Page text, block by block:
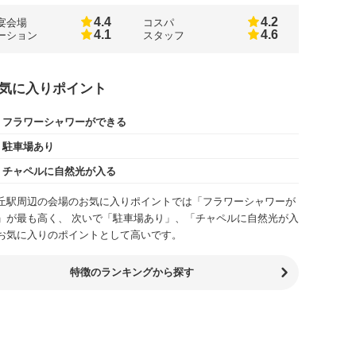
会場 4.4 コスパ 4.2
ション 4.1 スタッフ 4.6
に入りポイント
フラワーシャワーができる
駐車場あり
チャペルに自然光が入る
駅周辺の会場のお気に入りポイントでは「フラワーシャワーが
が最も高く、 次いで「駐車場あり」、「チャペルに自然光が入
気に入りのポイントとして高いです。
特徴のランキングから探す